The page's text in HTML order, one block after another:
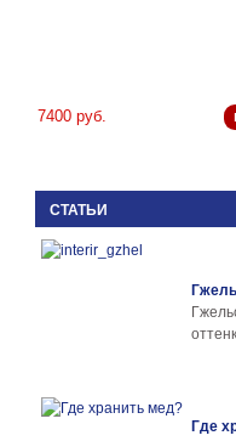
7400 руб.
СТАТЬИ
Где